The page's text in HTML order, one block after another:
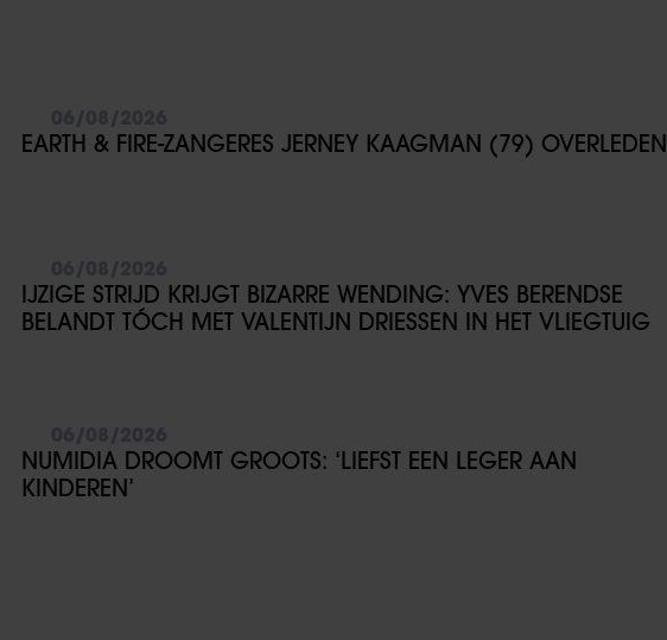
EARTH & FIRE-ZANGERES JERNEY KAAGMAN (79) OVERLEDEN
IJZIGE STRIJD KRIJGT BIZARRE WENDING: YVES BERENDSE
BELANDT TÓCH MET VALENTIJN DRIESSEN IN HET VLIEGTUIG
NUMIDIA DROOMT GROOTS: ‘LIEFST EEN LEGER AAN
KINDEREN’